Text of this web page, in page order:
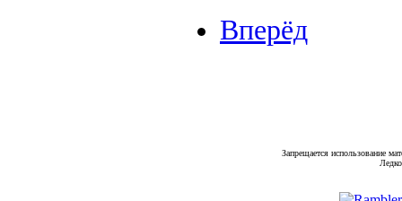
Вперёд
Запрещается использование